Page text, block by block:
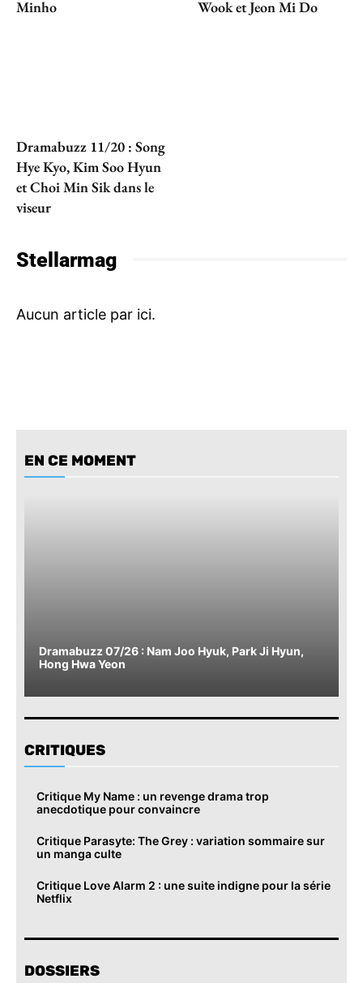
Minho Wook et Jeon Mi Do
Dramabuzz 11/20 : Song
Hye Kyo, Kim Soo Hyun
et Choi Min Sik dans le
viseur
Stellarmag
EN CE MOMENT
Dramabuzz 07/26 : Nam Joo Hyuk, Park Ji Hyun,
Hong Hwa Yeon
CRITIQUES
Critique My Name : un revenge drama trop
anecdotique pour convaincre
Critique Parasyte: The Grey : variation sommaire sur
un manga culte
Critique Love Alarm 2 : une suite indigne pour la série
Netflix
DOSSIERS